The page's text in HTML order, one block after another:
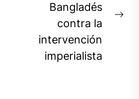
Bangladés
contra la
intervención
imperialista